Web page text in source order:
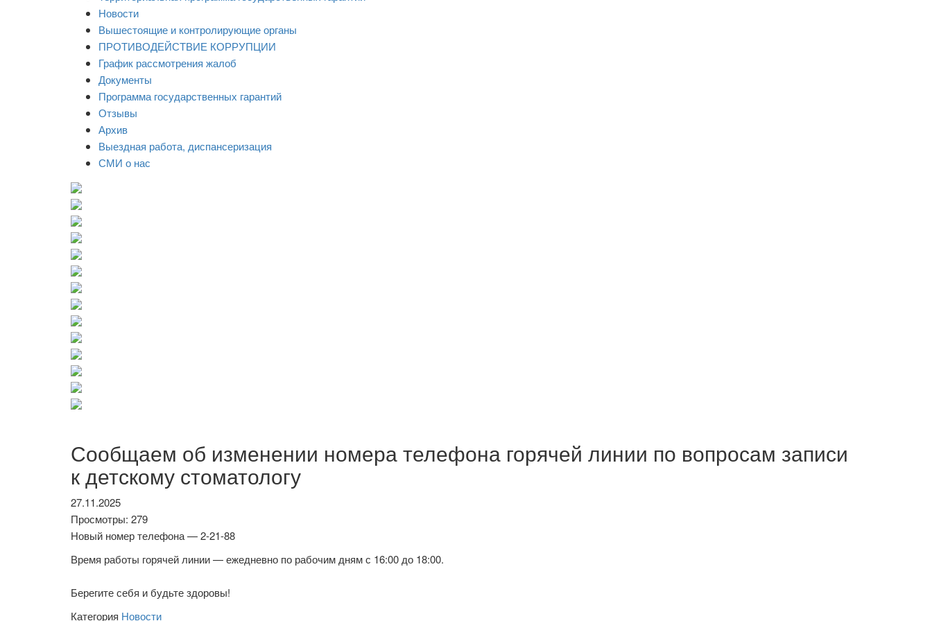
Новости
Вышестоящие и контролирующие органы
ПРОТИВОДЕЙСТВИЕ КОРРУПЦИИ
График рассмотрения жалоб
Документы
Программа государственных гарантий
Отзывы
Архив
Выездная работа, диспансеризация
СМИ о нас
Сообщаем об изменении номера телефона горячей линии по вопросам записи
к детскому стоматологу
27.11.2025
Просмотры: 279
Новый номер телефона — 2-21-88
Время работы горячей линии — ежедневно по рабочим дням с 16:00 до 18:00.
Берегите себя и будьте здоровы!
Категория Новости